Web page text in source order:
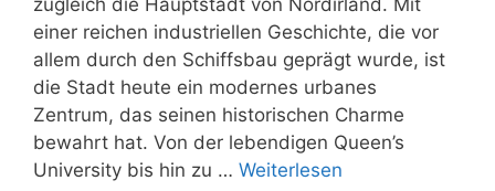
zugleich die Hauptstadt von Nordirland. Mit
einer reichen industriellen Geschichte, die vor
allem durch den Schiffsbau geprägt wurde, ist
die Stadt heute ein modernes urbanes
Zentrum, das seinen historischen Charme
bewahrt hat. Von der lebendigen Queen’s
University bis hin zu … Weiterlesen